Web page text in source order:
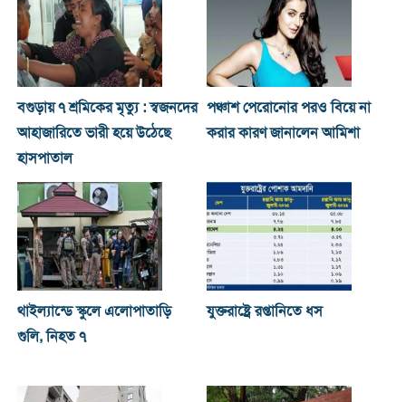
বগুড়ায় ৭ শ্রমিকের মৃত্যু : স্বজনদের
আহাজারিতে ভারী হয়ে উঠেছে
হাসপাতাল
পঞ্চাশ পেরোনোর পরও বিয়ে না
করার কারণ জানালেন আমিশা
থাইল্যান্ডে স্কুলে এলোপাতাড়ি
গুলি, নিহত ৭
যুক্তরাষ্ট্রে রপ্তানিতে ধস